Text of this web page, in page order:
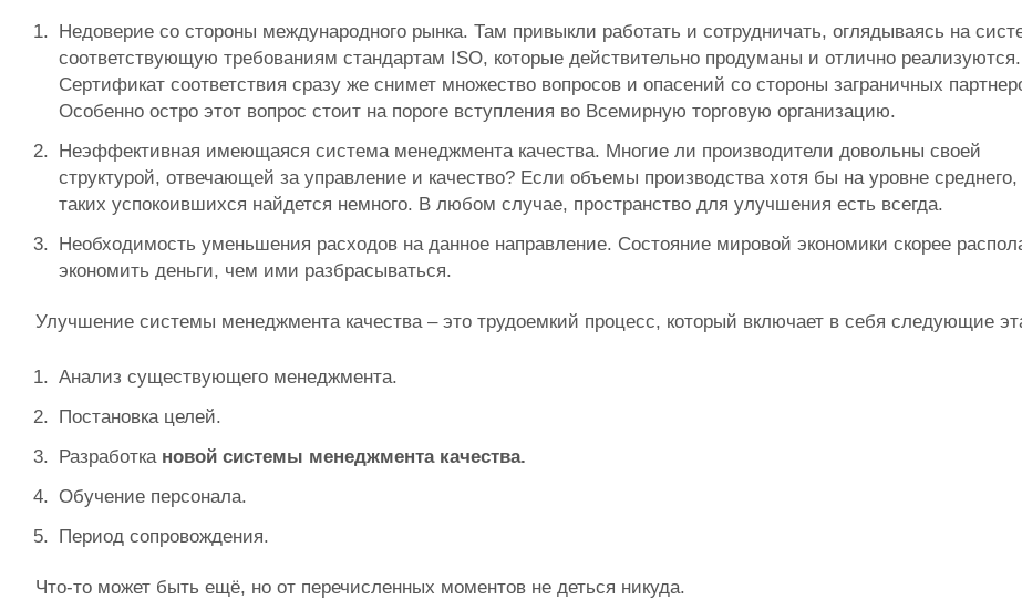
Недоверие со стороны международного рынка. Там привыкли работать и сотрудничать, оглядываясь на
соответствующую требованиям стандартам ISO, которые действительно продуманы и отлично реализуются.
Сертификат соответствия сразу же снимет множество вопросов и опасений со стороны заграничных
Особенно остро этот вопрос стоит на пороге вступления во Всемирную торговую организацию.
Неэффективная имеющаяся система менеджмента качества. Многие ли производители довольны своей
структурой, отвечающей за управление и качество? Если объемы производства хотя бы на уровне среднего,
таких успокоившихся найдется немного. В любом случае, пространство для улучшения есть всегда.
Необходимость уменьшения расходов на данное направление. Состояние мировой экономики скорее
экономить деньги, чем ими разбрасываться.
Улучшение системы менеджмента качества – это трудоемкий процесс, который включает в себя следующие
Анализ существующего менеджмента.
Постановка целей.
Разработка новой системы менеджмента качества.
Обучение персонала.
Период сопровождения.
Что-то может быть ещё, но от перечисленных моментов не деться никуда.